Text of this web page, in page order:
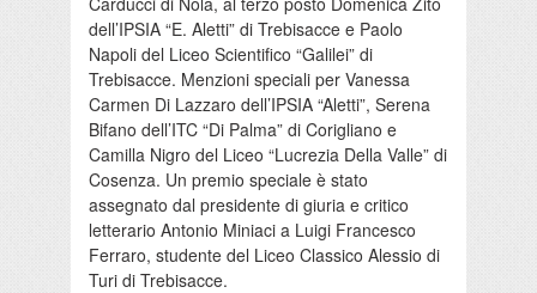
dell’IPSIA “E. Aletti” di Trebisacce e Paolo
Napoli del Liceo Scientifico “Galilei” di
Trebisacce. Menzioni speciali per Vanessa
Carmen Di Lazzaro dell’IPSIA “Aletti”, Serena
Bifano dell’ITC “Di Palma” di Corigliano e
Camilla Nigro del Liceo “Lucrezia Della Valle” di
Cosenza. Un premio speciale è stato
assegnato dal presidente di giuria e critico
letterario Antonio Miniaci a Luigi Francesco
Ferraro, studente del Liceo Classico Alessio di
Turi di Trebisacce.